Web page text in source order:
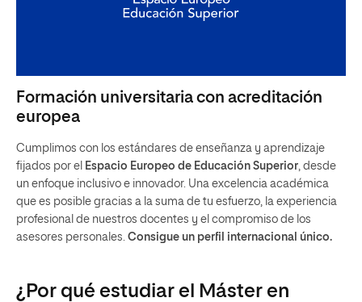
Formación universitaria con acreditación
europea
Cumplimos con los estándares de enseñanza y aprendizaje
fijados por el Espacio Europeo de Educación Superior, desde
un enfoque inclusivo e innovador. Una excelencia académica
que es posible gracias a la suma de tu esfuerzo, la experiencia
profesional de nuestros docentes y el compromiso de los
asesores personales. Consigue un perfil internacional único.
¿Por qué estudiar el Máster en